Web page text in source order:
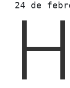
24 de
H